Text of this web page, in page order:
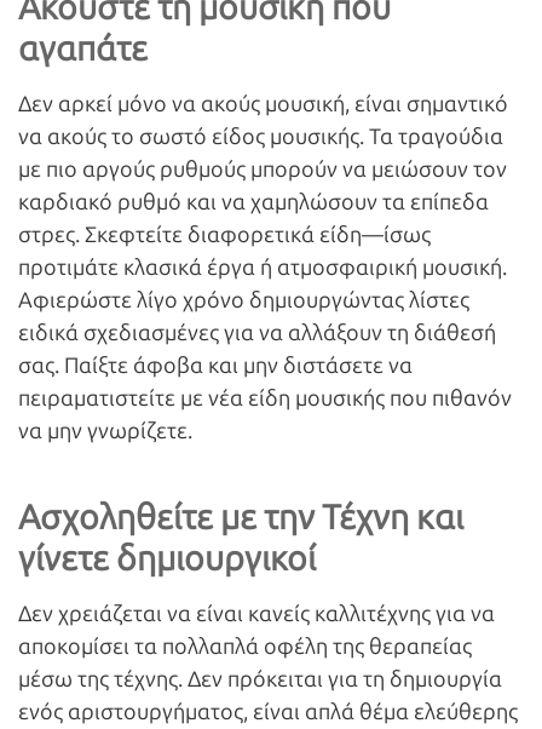
αγαπάτε
Δεν αρκεί μόνο να ακούς μουσική, είναι σημαντικό
να ακούς το σωστό είδος μουσικής. Τα τραγούδια
με πιο αργούς ρυθμούς μπορούν να μειώσουν τον
καρδιακό ρυθμό και να χαμηλώσουν τα επίπεδα
στρες. Σκεφτείτε διαφορετικά είδη—ίσως
προτιμάτε κλασικά έργα ή ατμοσφαιρική μουσική.
Αφιερώστε λίγο χρόνο δημιουργώντας λίστες
ειδικά σχεδιασμένες για να αλλάξουν τη διάθεσή
σας. Παίξτε άφοβα και μην διστάσετε να
πειραματιστείτε με νέα είδη μουσικής που πιθανόν
να μην γνωρίζετε.
Ασχοληθείτε με την Τέχνη και
γίνετε δημιουργικοί
Δεν χρειάζεται να είναι κανείς καλλιτέχνης για να
αποκομίσει τα πολλαπλά οφέλη της θεραπείας
μέσω της τέχνης. Δεν πρόκειται για τη δημιουργία
ενός αριστουργήματος, είναι απλά θέμα ελεύθερης